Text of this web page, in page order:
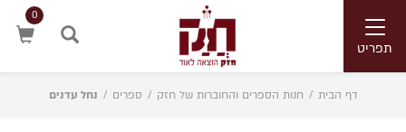
Toggle
navigationתפריט
0
דף הבית / חנות הספרים והחוברות של חזק / ספרים / נחל עדנים